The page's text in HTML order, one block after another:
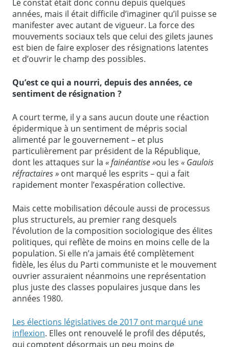
Le constat était donc connu depuis quelques
années, mais il était difficile d’imaginer qu’il puisse se
manifester avec autant de vigueur. La force des
mouvements sociaux tels que celui des gilets jaunes
est bien de faire exploser des résignations latentes
et d’ouvrir le champ des possibles.
Qu’est ce qui a nourri, depuis des années, ce
sentiment de résignation ?
A court terme, il y a sans aucun doute une réaction
épidermique à un sentiment de mépris social
alimenté par le gouvernement – et plus
particulièrement par président de la République,
dont les attaques sur la «fainéantise »ou les « Gaulois
réfractaires» ont marqué les esprits – qui a fait
rapidement monter l’exaspération collective.
Mais cette mobilisation découle aussi de processus
plus structurels, au premier rang desquels
l’évolution de la composition sociologique des élites
politiques, qui reflète de moins en moins celle de la
population. Si elle n’a jamais été complètement
fidèle, les élus du Parti communiste et le mouvement
ouvrier assuraient néanmoins une représentation
plus juste des classes populaires jusque dans les
années 1980.
Les élections législatives de 2017 ont marqué une
inflexion. Elles ont renouvelé le profil des députés,
qui comptent désormais un peu moins de